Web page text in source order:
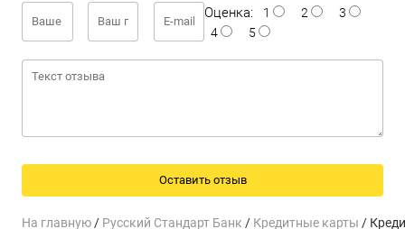
Оценка: 1 2
3
4
5
На главную / Русский Стандарт Банк / Кредитные карты /